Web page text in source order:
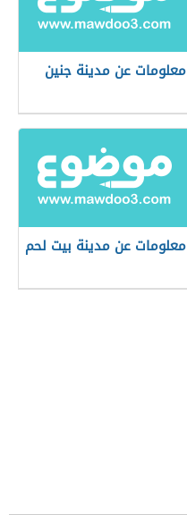
معلومات عن مدينة جنين
معلومات عن مدينة بيت لحم